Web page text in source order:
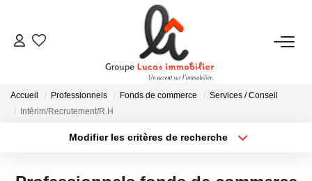
NOUS CONTACTER
Accueil Professionnels Fonds de commerce
Services / Conseil
Intérim/Recrutement/R.H
Modifier les critères de recherche